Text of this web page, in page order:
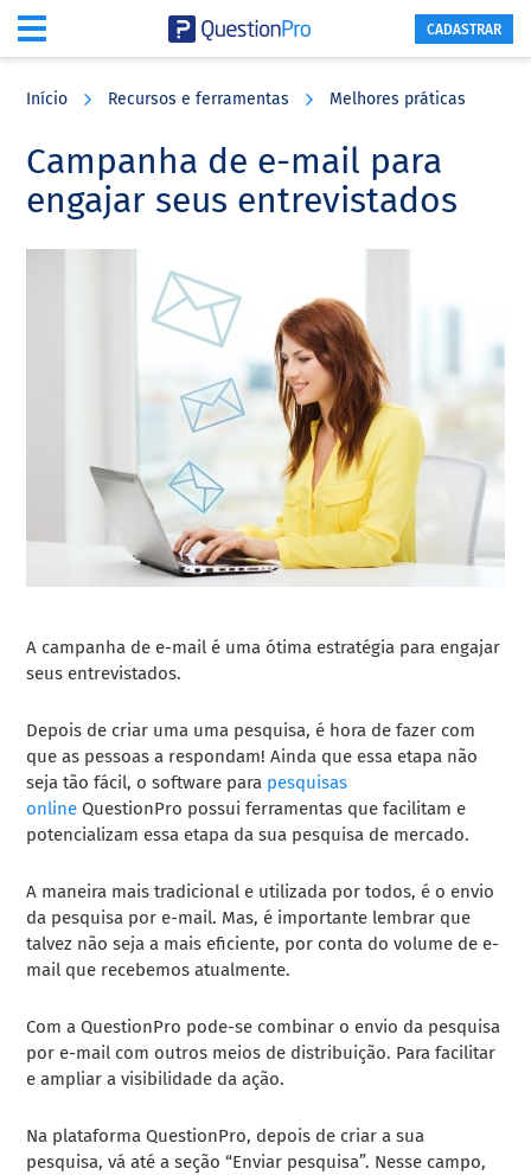
content
sidebar
CADASTRAR
Início Recursos e ferramentas Melhores práticas
Campanha de e-mail para
engajar seus entrevistados
A campanha de e-mail é uma ótima estratégia para engajar
seus entrevistados.
Depois de criar uma uma pesquisa, é hora de fazer com
que as pessoas a respondam! Ainda que essa etapa não
seja tão fácil, o software para pesquisas
online QuestionPro possui ferramentas que facilitam e
potencializam essa etapa da sua pesquisa de mercado.
A maneira mais tradicional e utilizada por todos, é o envio
da pesquisa por e-mail. Mas, é importante lembrar que
talvez não seja a mais eficiente, por conta do volume de e-
mail que recebemos atualmente.
Com a QuestionPro pode-se combinar o envio da pesquisa
por e-mail com outros meios de distribuição. Para facilitar
e ampliar a visibilidade da ação.
Na plataforma QuestionPro, depois de criar a sua
pesquisa, vá até a seção “Enviar pesquisa”. Nesse campo,